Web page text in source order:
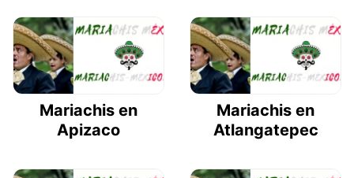
Mariachis en
Apizaco
Mariachis en
Atlangatepec